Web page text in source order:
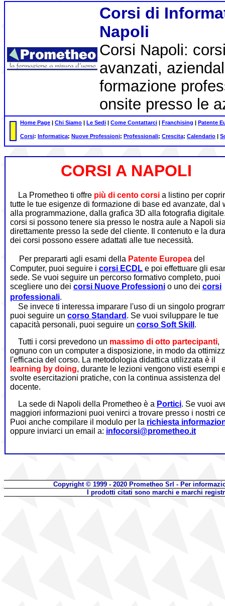
Corsi di
Napoli
Corsi Napoli:
avanzati,
formazione
onsite presso le
Home Page | Chi Siamo | Le Sedi | Come Contattarci | Franchising | Patente
Corsi: Informatica; Nuove Professioni; Professionali; Crescita; Calendario |
CORSI A NAPOLI
La Prometheo ti offre più di cento corsi a listino per
tutte le tue esigenze di formazione di base ed avanzate, dal
alla programmazione, dalla grafica 3D alla fotografia
corsi si possono tenere sia presso le nostra aule a Napoli
direttamente presso la sede del cliente. Il contenuto e la
dei corsi possono essere adattati alle tue necessità.
Per prepararti agli esami della Patente Europea del
Computer, puoi seguire i corsi ECDL e poi effettuare gli
sede. Se vuoi seguire un percorso formativo completo, puoi
scegliere uno dei corsi Nuove Professioni o uno dei corsi
professionali.
Se invece ti interessa imparare l'uso di un singolo
puoi seguire un corso Standard . Se vuoi sviluppare le tue
capacità personali, puoi seguire un corso Soft Skill .
Tutti i corsi prevedono un massimo di otto partecipanti,
ognuno con un computer a disposizione, in modo da
l'efficacia del corso. La metodologia didattica utilizzata è il
learning by doing, durante le lezioni vengono visti esempi
svolte esercitazioni pratiche, con la continua assistenza del
docente.
La sede di Napoli della Prometheo è a Portici. Se vuoi
maggiori informazioni puoi venirci a trovare presso i nostri
Puoi anche compilare il modulo per la richiesta
oppure inviarci un email a: infocorsi@prometheo.it
Copyright © 1999 - 2020 Prometheo Srl - Per
I prodotti citati sono marchi e marchi